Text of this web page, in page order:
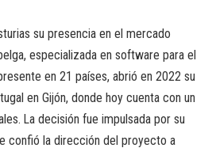
su presencia en el mercado
especializada en software para el
en 21 países, abrió en 2022 su
en Gijón, donde hoy cuenta con un
La decisión fue impulsada por su
confió la dirección del proyecto a